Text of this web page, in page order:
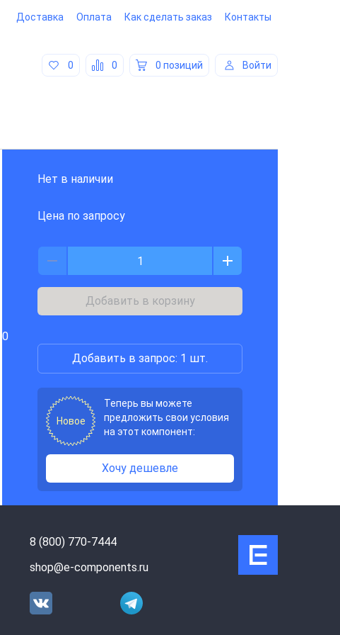
Доставка Оплата Как сделать заказ Контакты
0 0 0 позиций Войти
Нет в наличии
Цена по запросу
Добавить в корзину
0
Добавить в запрос: 1 шт.
Новое
Теперь вы можете
предложить свои условия
на этот компонент:
Хочу дешевле
8 (800) 770-7444
shop@e-components.ru